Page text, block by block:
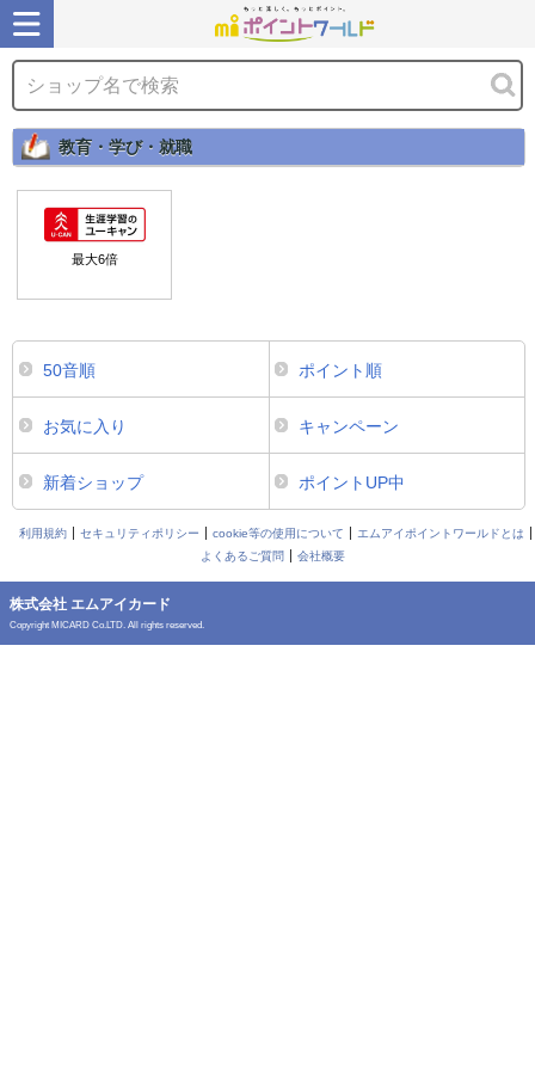
教育・学び・就職
最大6倍
50音順 ポイント順
お気に入り キャンペーン
新着ショップ ポイントUP中
利用規約 セキュリティポリシー cookie等の使用について
エムアイポイントワールドとは
よくあるご質問
会社概要
株式会社 エムアイカード
Copyright MICARD Co.LTD. All rights reserved.